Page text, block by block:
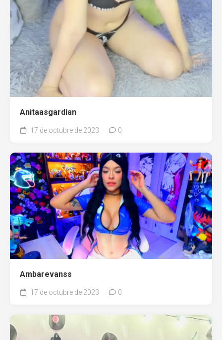
Anitaasgardian
17 de octubre de 2023 0
Ambarevanss
17 de octubre de 2023 0